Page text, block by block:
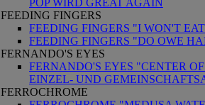
FEEDING FINGERS
FEEDING FINGERS "I WON'T
FEEDING FINGERS "DO OWE
FERNANDO'S EYES
FERNANDO'S EYES "CENTER
EINZEL- UND
FERROCHROME